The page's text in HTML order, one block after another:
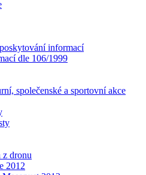
informací
dle 106/1999
společenské a sportovní akce
z dronu
2012